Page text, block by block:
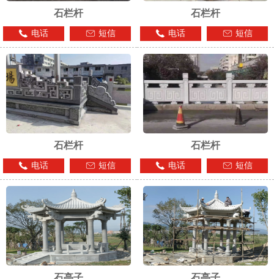
石栏杆
电话 短信
石栏杆
电话 短信
石栏杆
电话 短信
石栏杆
电话 短信